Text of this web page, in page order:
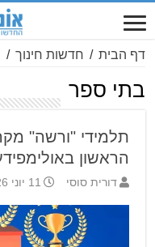
דף הבית / חדשות חינוך /
בתי ספר
תלמידי "ורשה"
הראשון
דורית סוסי 11 יוני 2026 16:00